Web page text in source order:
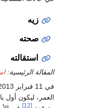
زيه
صحته
استقالته
المقالة الرئيسية:
في 11 فبراير 2013، أكد الڤاتيكان
العمر، ليكون أول
[12]